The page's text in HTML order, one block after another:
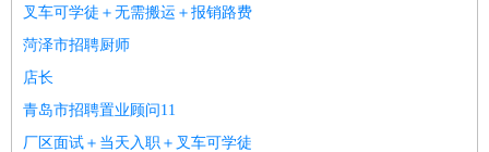
叉车可学徒＋无需搬运＋报销路费
菏泽市招聘厨师
店长
青岛市招聘置业顾问11
厂区面试＋当天入职＋叉车可学徒